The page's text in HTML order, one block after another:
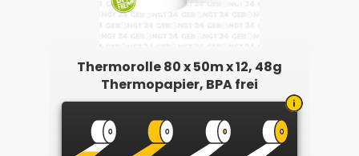
Thermorolle 80 x 50m x 12, 48g
Thermopapier, BPA frei